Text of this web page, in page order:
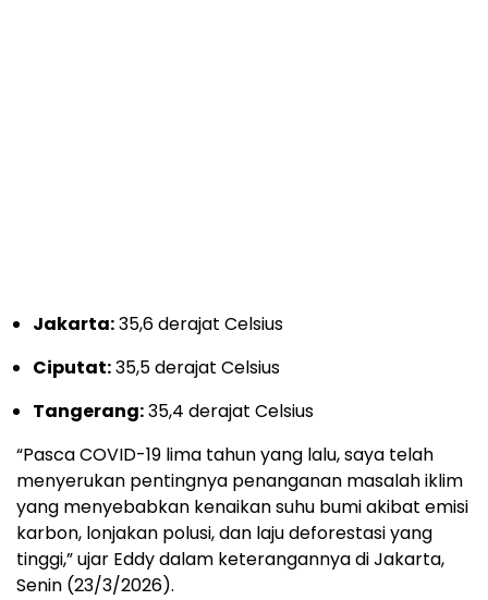
Jakarta:35,6 derajat Celsius
Ciputat:35,5 derajat Celsius
Tangerang:35,4 derajat Celsius
“Pasca COVID-19 lima tahun yang lalu, saya telah
menyerukan pentingnya penanganan masalah iklim
yang menyebabkan kenaikan suhu bumi akibat emisi
karbon, lonjakan polusi, dan laju deforestasi yang
tinggi,” ujar Eddy dalam keterangannya di Jakarta,
Senin (23/3/2026).